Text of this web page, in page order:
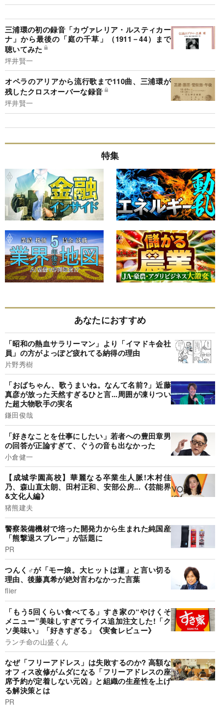
三浦環の初の録音「カヴァレリア・ルスティカー
ナ」から最後の「庭の千草」（1911－44）まで
聴いてみた
坪井賢一
オペラのアリアから流行歌まで110曲、三浦環が
残したクロスオーバーな録音
坪井賢一
特集
あなたにおすすめ
「昭和の熱血サラリーマン」より「イマドキ会社
員」の方がよっぽど疲れてる納得の理由
片野秀樹
「おばちゃん、歌うまいね。なんて名前?」近藤
真彦が放った天然すぎるひと言...周囲が凍りつい
た超大物歌手の実名
鎌田俊哉
「好きなことを仕事にしたい」若者への豊田章男
の回答が正論すぎて、ぐうの音も出なかった
小倉健一
【成城学園高校】華麗なる卒業生人脈!木村佳
乃、森山直太朗、田村正和、安部公房...《芸能界
&文化人編》
猪熊建夫
警察装備機材で培った開発力から生まれた純国産
「熊撃退スプレー」が話題に
PR
つんく♂が「モー娘。大ヒットは運」と言い切る
理由、後藤真希が絶対言わなかった言葉
flier
「もう5回くらい食べてる」すき家の“やけくそ
メニュー”美味しすぎてライス追加注文した!「ク
ソ美味い」「好きすぎる」《実食レビュー》
ランチ命の山盛くん
なぜ「フリーアドレス」は失敗するのか? 高額な
オフィス改修がムダになる「フリーアドレスの座
席予約が定着しない元凶」と組織の生産性を上げ
る解決策とは
PR